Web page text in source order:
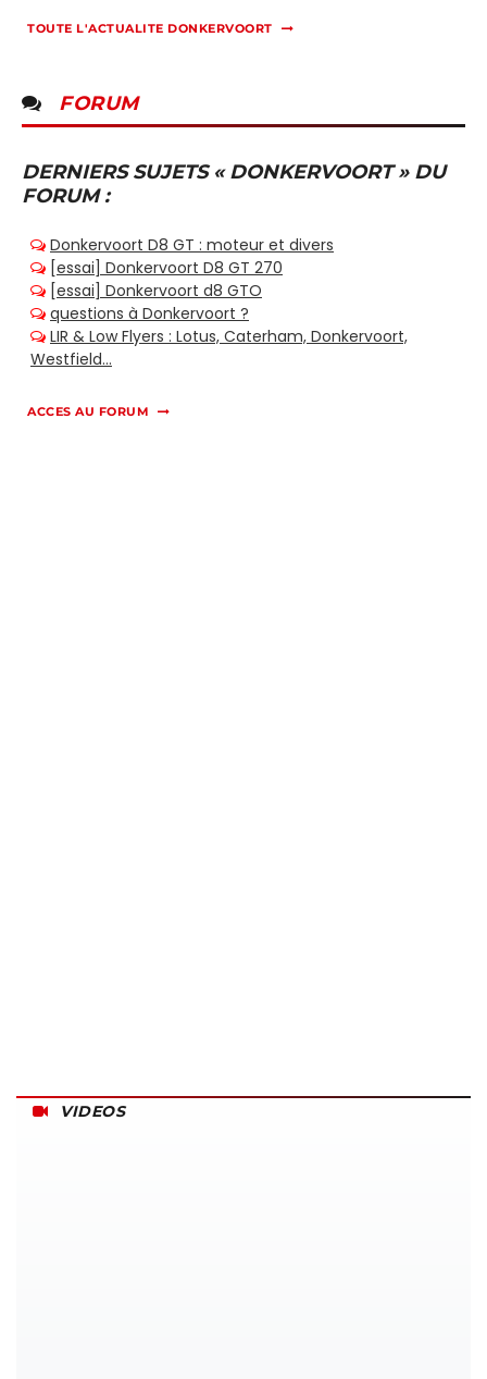
TOUTE L'ACTUALITE DONKERVOORT
FORUM
DERNIERS SUJETS « DONKERVOORT » DU
FORUM :
ACCES AU FORUM
VIDEOS